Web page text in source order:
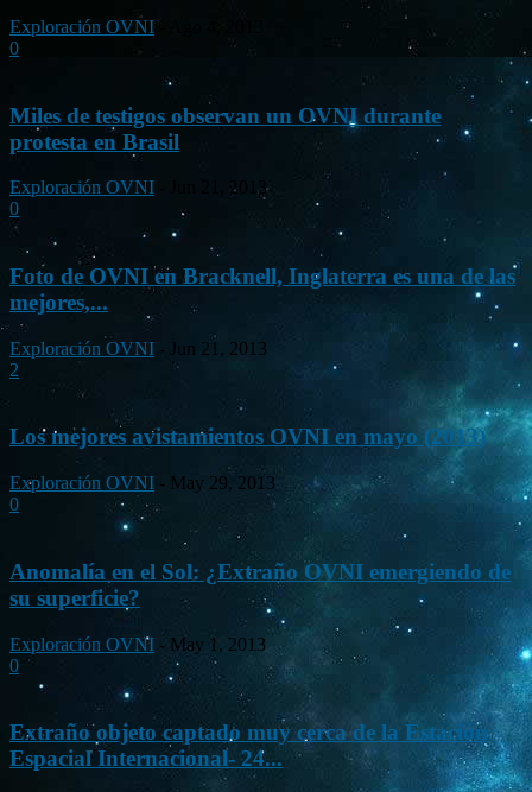
Exploración OVNI
0
Miles de testigos observan un OVNI durante
protesta en Brasil
Exploración OVNI
Jun 21, 2013
0
Foto de OVNI en Bracknell, Inglaterra es una de las
mejores,...
Exploración OVNI - Jun 21, 2013
2
Los mejores avistamientos OVNI en mayo (2013)
Exploración OVNI - May 29, 2013
0
Anomalía en el Sol: ¿Extraño OVNI emergiendo de
su superficie?
Exploración OVNI - May 1, 2013
0
Extraño objeto captado muy cerca de la Estación
Espacial Internacional- 24...